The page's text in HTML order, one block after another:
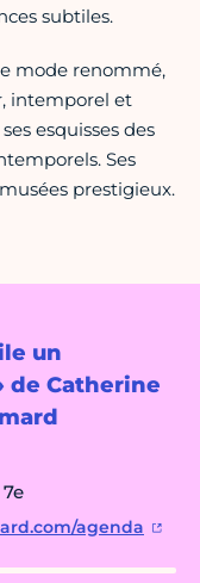
un
de Catherine
agenda
subtiles.
mode renommé,
intemporel et
esquisses des
Ses
prestigieux.